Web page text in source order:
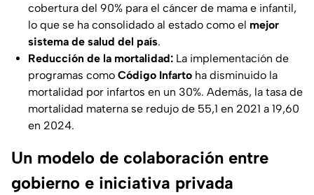
cobertura del 90% para el cáncer de mama e infantil,
lo que se ha consolidado al estado como el mejor
sistema de salud del país.
Reducción de la mortalidad: La implementación de
programas como Código Infarto ha disminuido la
mortalidad por infartos en un 30%. Además, la tasa de
mortalidad materna se redujo de 55,1 en 2021 a 19,60
en 2024.
Un modelo de colaboración entre
gobierno e iniciativa privada